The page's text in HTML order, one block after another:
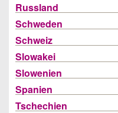
Russland
Schweden
Schweiz
Slowakei
Slowenien
Spanien
Tschechien